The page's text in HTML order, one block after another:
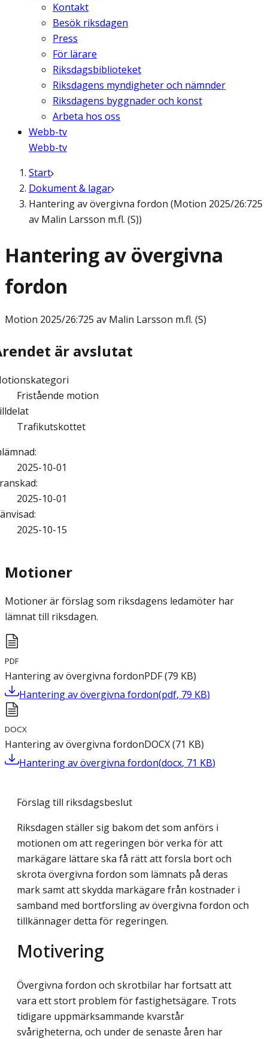
Kontakt
Besök riksdagen
Press
För lärare
Riksdagsbiblioteket
Riksdagens myndigheter och nämnder
Riksdagens byggnader och konst
Arbeta hos oss
Webb-tv
Webb-tv
Start
Dokument & lagar
Hantering av övergivna fordon (Motion 2025/26:725
av Malin Larsson m.fl. (S))
Hantering av övergivna
fordon
Motion 2025/26:725 av Malin Larsson m.fl. (S)
är avslutat
Fristående motion
Trafikutskottet
:
2025-10-01
:
2025-10-01
:
2025-10-15
Motioner
Motioner är förslag som riksdagens ledamöter har
lämnat till riksdagen.
PDF
Hantering av övergivna fordonPDF(79 KB)
Hantering av övergivna fordon(pdf, 79 KB)
DOCX
Hantering av övergivna fordonDOCX(71 KB)
Hantering av övergivna fordon(docx, 71 KB)
Förslag till riksdagsbeslut
Riksdagen ställer sig bakom det som anförs i
motionen om att regeringen bör verka för att
markägare lättare ska få rätt att forsla bort och
skrota övergivna fordon som lämnats på deras
mark samt att skydda markägare från kostnader i
samband med bortforsling av övergivna fordon och
tillkännager detta för regeringen.
Motivering
Övergivna fordon och skrotbilar har fortsatt att
vara ett stort problem för fastighets­ägare. Trots
tidigare uppmärksammande kvarstår
svårigheterna, och under de senaste åren har